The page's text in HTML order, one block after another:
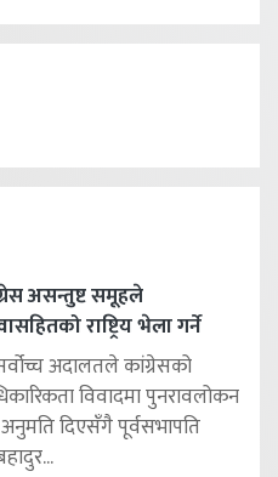
असन्तुष्ट समूहले
राष्ट्रिय भेला गर्ने
अदालतले कांग्रेसको
विवादमा पुनरावलोकन
अनुमति दिएसँगै पूर्वसभापति